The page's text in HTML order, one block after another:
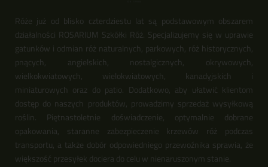
Róże już od blisko czterdziestu lat są podstawowym obszarem
działalności ROSARIUM Szkółki Róż. Specjalizujemy się w uprawie
gatunków i odmian róż naturalnych, parkowych, róż historycznych,
pnących, angielskich, nostalgicznych, okrywowych,
wielkokwiatowych, wielokwiatowych, kanadyjskich i
miniaturowych oraz do patio. Dodatkowo, aby ułatwić klientom
dostęp do naszych produktów, prowadzimy sprzedaż wysyłkową
roślin. Piętnastoletnie doświadczenie, optymalnie dobrane
opakowania, staranne zabezpieczenie krzewów róż podczas
transportu, a także dobór odpowiedniego przewoźnika sprawia, że
większość przesyłek dociera do celu w nienaruszonym stanie.